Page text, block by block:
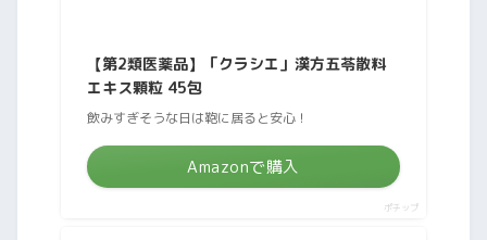
【第2類医薬品】「クラシエ」漢方五苓散料
エキス顆粒 45包
飲みすぎそうな日は鞄に居ると安心！
Amazonで購入
ポチップ